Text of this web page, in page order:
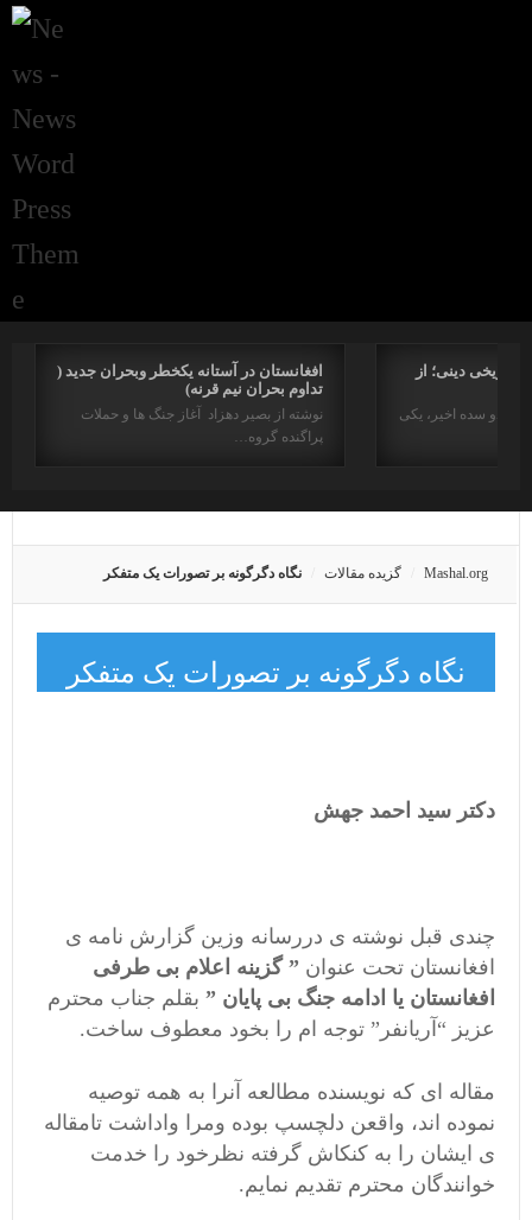
افغانستان در آستانه یکخطر وبحران جدید (
تداوم بحران نیم قرنه)
نوشته از بصیر دهزاد آغاز جنگ ها و حملات
پراگنده گروه…
دینی؛ از
در دو سده اخیر، یکی
Mashal.org گزیده مقالات نگاه دگرگونه بر تصورات یک متفکر
نگاه دگرگونه بر تصورات یک متفکر
دکتر سید احمد جهش
چندی قبل نوشته ی دررسانه وزین گزارش نامه ی
افغانستان تحت عنوان ” گزینه اعلام بی طرفی
افغانستان یا ادامه جنگ بی پایان ” بقلم جناب محترم
عزیز “آریانفر” توجه ام را بخود معطوف ساخت.
مقاله ای که نویسنده مطالعه آنرا به همه توصیه
نموده اند، واقعن دلچسپ بوده ومرا واداشت تامقاله
ی ایشان را به کنکاش گرفته نظرخود را خدمت
خوانندگان محترم تقدیم نمایم.